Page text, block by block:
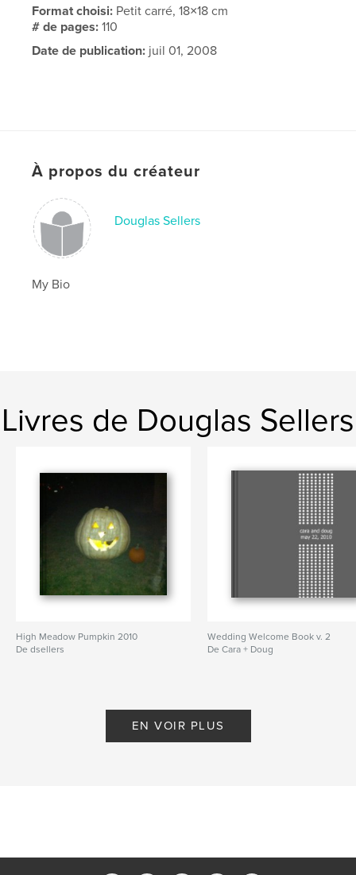
Format choisi: Petit carré, 18×18 cm
# de pages:110
Date de publication: juil 01, 2008
À propos du créateur
Douglas Sellers
My Bio
Livres de Douglas Sellers
High Meadow Pumpkin 2010
De dsellers
Wedding Welcome Book v. 2
De Cara + Doug
EN VOIR PLUS